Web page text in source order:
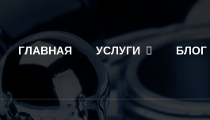
ГЛАВНАЯ УСЛУГИ БЛОГ